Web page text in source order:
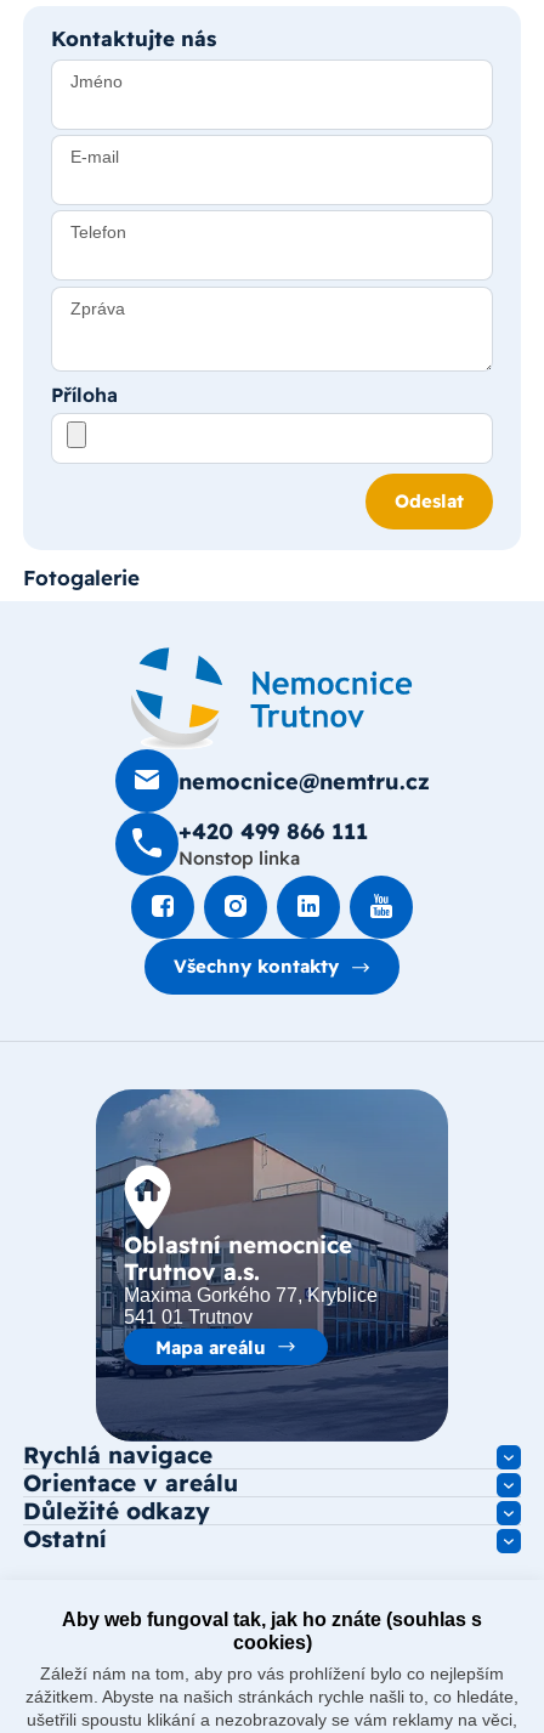
Kontaktujte nás
Jméno
E-mail
Telefon
Zpráva
Příloha
Odeslat
Fotogalerie
nemocnice@nemtru.cz
+420 499 8­66 111
Nonstop linka
Všechny kontakty
Oblastní nemocnice
Trutnov a.s.
Maxima Gorkého 77, Kryblice
541 01 Trutnov
Mapa areálu
Rychlá navigace
Orientace v areálu
Důležité odkazy
Ostatní
Aby web fungoval tak, jak ho znáte (souhlas s
cookies)
Záleží nám na tom, aby pro vás prohlížení bylo co nejlepším
zážitkem. Abyste na našich stránkách rychle našli to, co hledáte,
ušetřili spoustu klikání a nezobrazovaly se vám reklamy na věci,